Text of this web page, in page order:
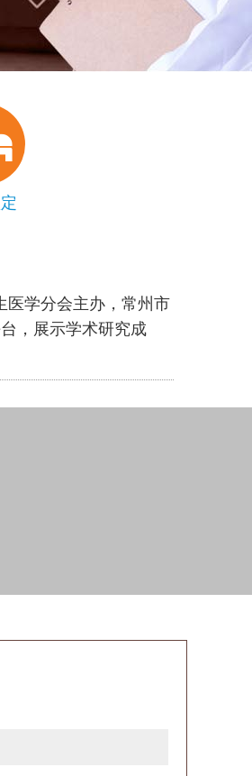
医学分会主办，常州市
，展示学术研究成